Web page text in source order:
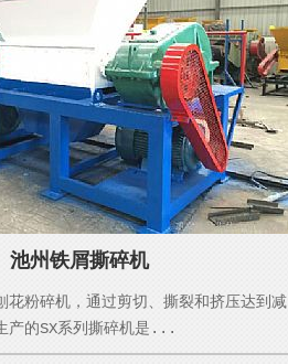
池州铁屑撕碎机
花粉碎机，通过剪切、撕裂和挤压达到减
产的SX系列撕碎机是...